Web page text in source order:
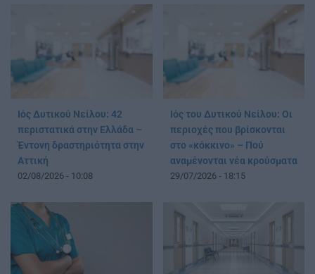
Ιός Δυτικού Νείλου: 42
περιστατικά στην Ελλάδα –
Έντονη δραστηριότητα στην
Αττική
02/08/2026 - 10:08
Ιός του Δυτικού Νείλου: Οι
περιοχές που βρίσκονται
στο «κόκκινο» – Πού
αναμένονται νέα κρούσματα
29/07/2026 - 18:15